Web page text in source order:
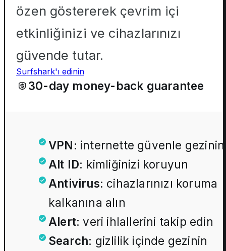
özen göstererek çevrim içi
etkinliğinizi ve cihazlarınızı
güvende tutar.
Surfshark'ı edinin
30-day money-back guarantee
VPN: internette güvenle gezinin
Alt ID: kimliğinizi koruyun
Antivirus: cihazlarınızı koruma
kalkanına alın
Alert:veri ihlallerini takip edin
Search: gizlilik içinde gezinin